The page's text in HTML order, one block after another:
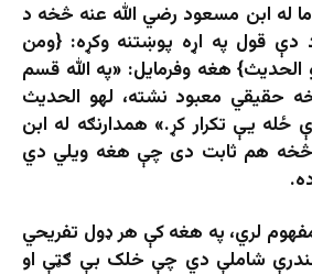
ما له ابن مسعود رضي الله عنه څخه د
د دې قول په اړه پوښتنه وکړه: {ومن
هغه وفرمايل: «په الله قسم
حقیقي معبود نشته، لهو الحدیث
ځله یې تکرار کړ.» همدارنګه له ابن
څخه هم ثابت دی چې هغه ویلي دي
لري، په هغه کې هر ډول تفریحي
سندرې شاملې دي چې خلک بې ګټې او